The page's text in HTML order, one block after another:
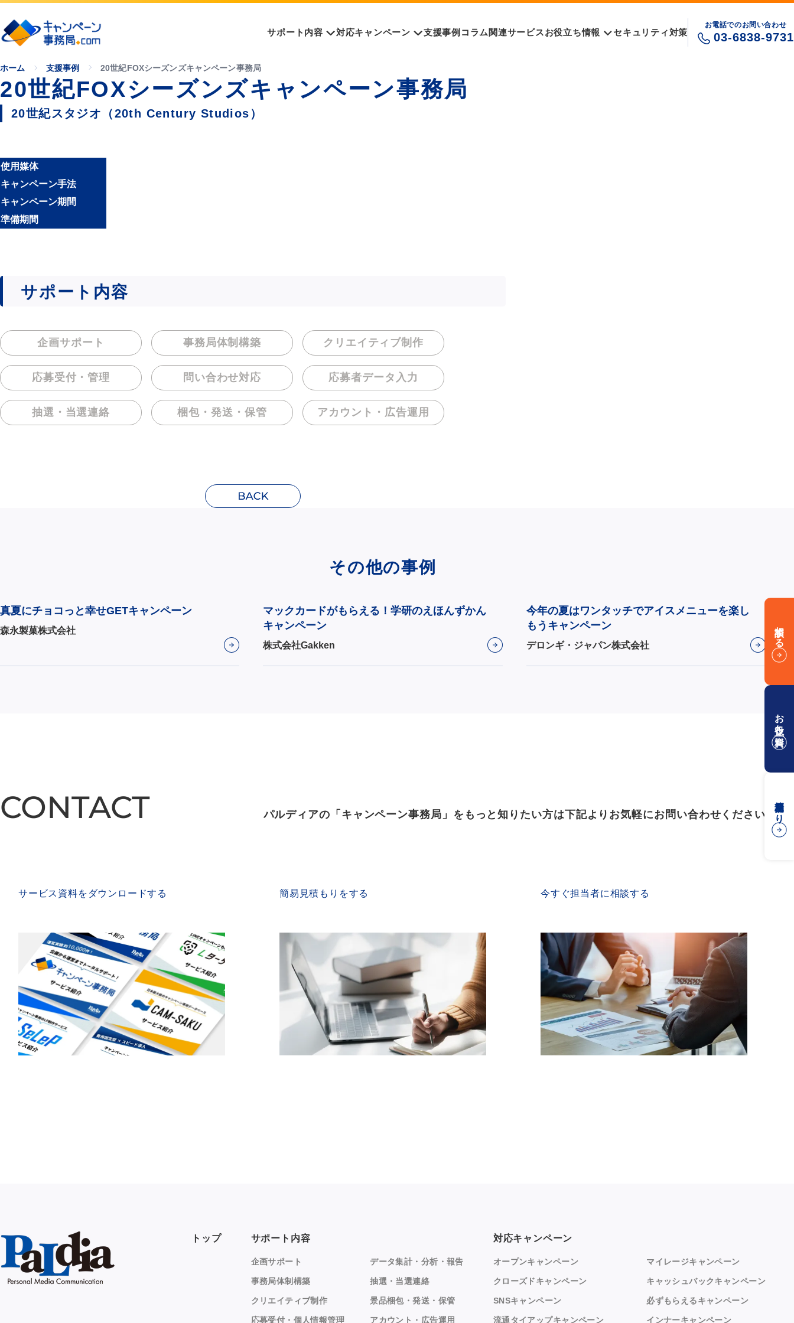
サポート内容 対応キャンペーン 支援事例 コラム 関連サービスお役立ち情報 セキュリティ対策
お電話でのお問い合わせ
03-6838-9731
ホーム 支援事例 20世紀FOXシーズンズキャンペーン事務局
20世紀FOXシーズンズキャンペーン事務局
20世紀スタジオ（20th Century Studios）
使用媒体
キャンペーン手法
キャンペーン期間
準備期間
サポート内容
企画サポート 事務局体制構築 クリエイティブ制作
応募受付・管理 問い合わせ対応 応募者データ入力
抽選・当選連絡 梱包・発送・保管 アカウント・ 広告運用
その他の事例
真夏にチョコっと幸せGETキャンペーン
森永製菓株式会社
マックカードがもらえる！学研のえほんずかん
キャンペーン
株式会社Gakken
今年の夏はワンタッチでアイスメニューを楽し
もうキャンペーン
デロンギ・ジャパン株式会社
CONTACT
CONTACT パルディアの「キャンペーン事務局」をもっと知りたい方は下記よりお気軽にお問い合わせください
サービス資料をダウンロードする 簡易見積もりをする 今すぐ担当者に相談する
トップ サポート内容
企画サポート
事務局体制構築
クリエイティブ制作
応募受付・個人情報管理
データ集計・分析・報告
抽選・当選連絡
景品梱包・発送・保管
アカウント・広告運用
対応キャンペーン
オープンキャンペーン
クローズドキャンペーン
SNSキャンペーン
流通タイアップキャンペーン
マイレージキャンペーン
キャッシュバックキャンペーン
必ずもらえるキャンペーン
インナーキャンペーン
相談する
お役立ち資料
簡易見積もり